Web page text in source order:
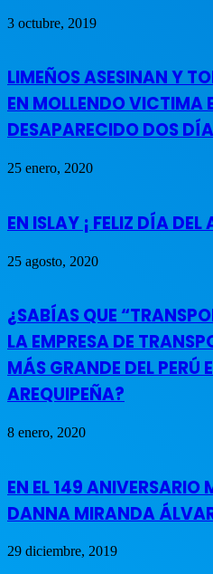
3 octubre, 2019
LIMEÑOS ASESINAN Y
EN MOLLENDO VICTIMA
DESAPARECIDO DOS
25 enero, 2020
EN ISLAY ¡ FELIZ DÍA
25 agosto, 2020
¿SABÍAS QUE
LA EMPRESA DE
MÁS GRANDE DEL PERÚ
AREQUIPEÑA?
8 enero, 2020
EN EL 149 ANIVERSARIO
DANNA MIRANDA
29 diciembre, 2019